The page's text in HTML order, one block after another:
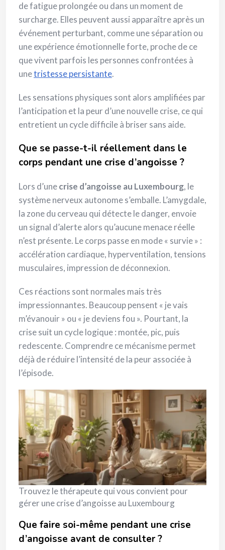
de fatigue prolongée ou dans un moment de
surcharge. Elles peuvent aussi apparaître après un
événement perturbant, comme une séparation ou
une expérience émotionnelle forte, proche de ce
que vivent parfois les personnes confrontées à
unetristesse persistante.
Les sensations physiques sont alors amplifiées par
l’anticipation et la peur d’une nouvelle crise, ce qui
entretient un cycle difficile à briser sans aide.
Que se passe-t-il réellement dans le
corps pendant une crise d’angoisse ?
Lors d’unecrise d’angoisse au Luxembourg, le
système nerveux autonome s’emballe. L’amygdale,
la zone du cerveau qui détecte le danger, envoie
un signal d’alerte alors qu’aucune menace réelle
n’est présente. Le corps passe en mode « survie » :
accélération cardiaque, hyperventilation, tensions
musculaires, impression de déconnexion.
Ces réactions sont normales mais très
impressionnantes. Beaucoup pensent « je vais
m’évanouir » ou « je deviens fou ». Pourtant, la
crise suit un cycle logique : montée, pic, puis
redescente. Comprendre ce mécanisme permet
déjà de réduire l’intensité de la peur associée à
l’épisode.
Trouvez le thérapeute qui vous convient pour
gérer une crise d’angoisse au Luxembourg
Que faire soi-même pendant une crise
d’angoisse avant de consulter ?